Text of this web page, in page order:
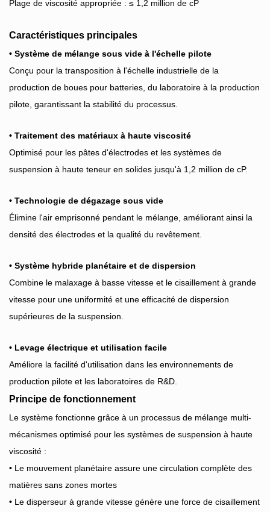
Plage de viscosité appropriée : ≤ 1,2 million de cP
Caractéristiques principales
• Système de mélange sous vide à l'échelle pilote
Conçu pour la transposition à l'échelle industrielle de la
production de boues pour batteries, du laboratoire à la production
pilote, garantissant la stabilité du processus.
• Traitement des matériaux à haute viscosité
Optimisé pour les pâtes d'électrodes et les systèmes de
suspension à haute teneur en solides jusqu'à 1,2 million de cP.
• Technologie de dégazage sous vide
Élimine l'air emprisonné pendant le mélange, améliorant ainsi la
densité des électrodes et la qualité du revêtement.
• Système hybride planétaire et de dispersion
Combine le malaxage à basse vitesse et le cisaillement à grande
vitesse pour une uniformité et une efficacité de dispersion
supérieures de la suspension.
• Levage électrique et utilisation facile
Améliore la facilité d'utilisation dans les environnements de
production pilote et les laboratoires de R&D.
Principe de fonctionnement
Le système fonctionne grâce à un processus de mélange multi-
mécanismes optimisé pour les systèmes de suspension à haute
viscosité :
• Le mouvement planétaire assure une circulation complète des
matières sans zones mortes
• Le disperseur à grande vitesse génère une force de cisaillement